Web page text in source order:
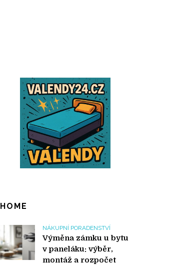
HOME
NÁKUPNÍ PORADENSTVÍ
Výměna zámku u bytu
v paneláku: výběr,
montáž a rozpočet